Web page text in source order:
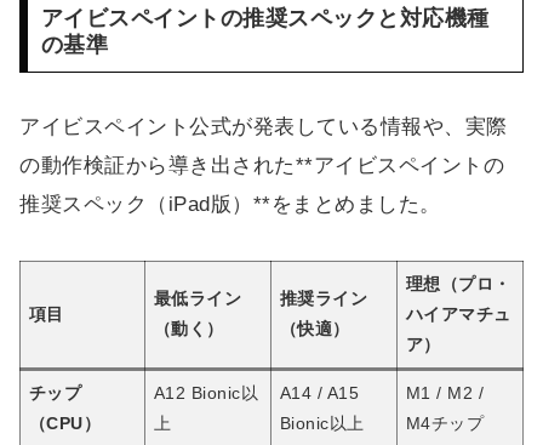
アイビスペイントの推奨スペックと対応機種
の基準
アイビスペイント公式が発表している情報や、実際
の動作検証から導き出された**アイビスペイントの
推奨スペック（iPad版）**をまとめました。
項目
最低ライン
（動く）
推奨ライン
（快適）
理想（プロ・
ハイアマチュ
ア）
チップ
（CPU）
A12 Bionic以
上
A14 / A15
Bionic以上
M1 / M2 /
M4チップ